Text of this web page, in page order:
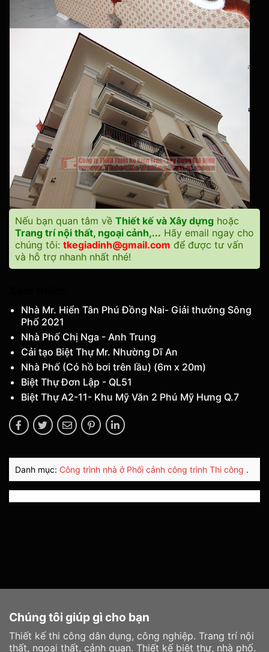
Nếu bạn quan tâm về Thiết kế và Xây dựng hoặc
Trang trí nội thất, ngoại cảnh,... Hãy email ngay cho
chúng tôi: tkegiadinh@gmail.com để được tư vấn
và hỗ trợ nhanh nhất nhé!
Nhà Mr. Hiển Tân Phú Đồng Nai- Giải thưởng Sông
Phố 2021
Nhà Phố Chị Nga - Anh Trung
Cải tạo Biệt Thự Mr. Nhường Dĩ An
Nhà Phố (Có hồ bơi trên lầu) (6m x 20m)
Biệt Thự Đơn Lập - QL51
Biệt Thự A2-11- Khu Mỹ Văn 2 Phú Mỹ Hưng Q.7
Danh mục: Công trình nhà ở Phối cảnh công trình Thi công .
Chúng tôi giúp gì cho bạn
Thiết kế thi công dân dụng, công nghiệp. Trang trí nội
thất, ngoại thất, cảnh quan. Thiết kế biệt thự, nhà phố.